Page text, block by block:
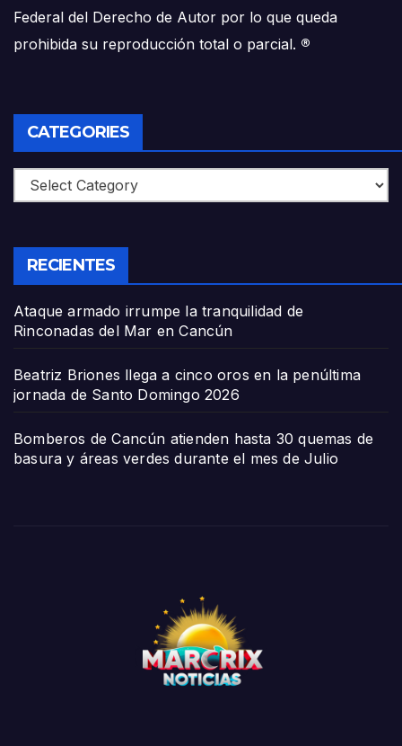
Federal del Derecho de Autor por lo que queda
prohibida su reproducción total o parcial. ®
CATEGORIES
Categories
RECIENTES
Ataque armado irrumpe la tranquilidad de
Rinconadas del Mar en Cancún
Beatriz Briones llega a cinco oros en la penúltima
jornada de Santo Domingo 2026
Bomberos de Cancún atienden hasta 30 quemas de
basura y áreas verdes durante el mes de Julio